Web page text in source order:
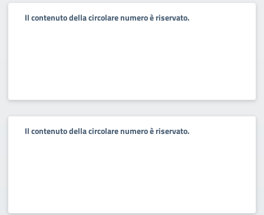
Il contenuto della circolare numero è riservato.
Il contenuto della circolare numero è riservato.